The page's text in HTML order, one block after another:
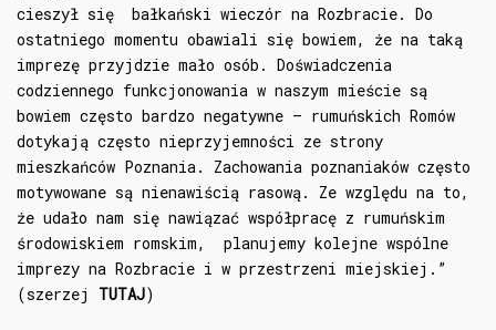
cieszył się bałkański wieczór na Rozbracie. Do
ostatniego momentu obawiali się bowiem, że na taką
imprezę przyjdzie mało osób. Doświadczenia
codziennego funkcjonowania w naszym mieście są
bowiem często bardzo negatywne – rumuńskich Romów
dotykają często nieprzyjemności ze strony
mieszkańców Poznania. Zachowania poznaniaków często
motywowane są nienawiścią rasową. Ze względu na to,
że udało nam się nawiązać współpracę z rumuńskim
środowiskiem romskim, planujemy kolejne wspólne
imprezy na Rozbracie i w przestrzeni miejskiej.”
(szerzej TUTAJ)